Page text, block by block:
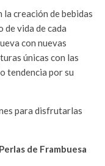
creación de bebidas
de vida de cada
con nuevas
únicas con las
tendencia por su
para disfrutarlas
de Frambuesa